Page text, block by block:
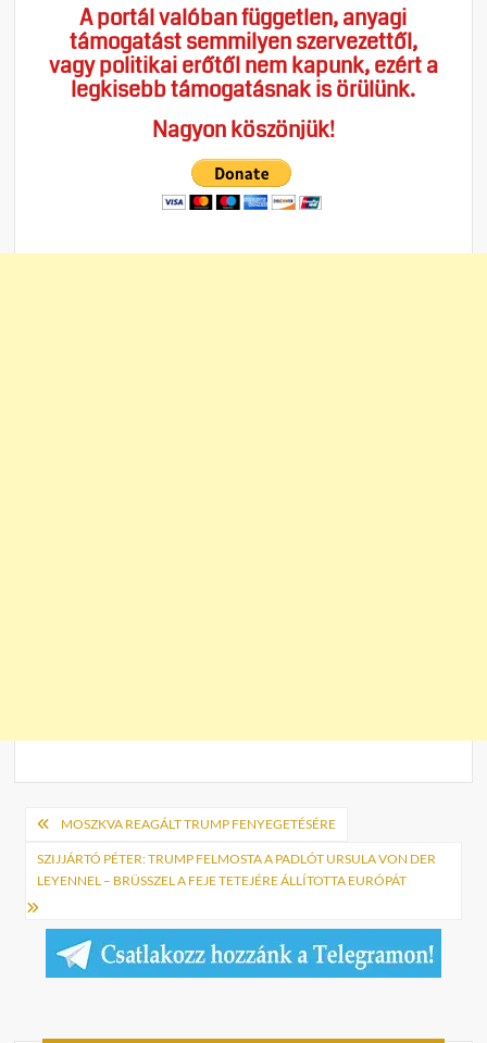
A portál valóban független, anyagi
támogatást semmilyen szervezettől,
vagy politikai erőtől nem kapunk, ezért a
legkisebb támogatásnak is örülünk.
Nagyon köszönjük!
Bejegyzés
navigáció
MOSZKVA REAGÁLT TRUMP FENYEGETÉSÉRE
SZIJJÁRTÓ PÉTER: TRUMP FELMOSTA A PADLÓT URSULA VON DER
LEYENNEL – BRÜSSZEL A FEJE TETEJÉRE ÁLLÍTOTTA EURÓPÁT